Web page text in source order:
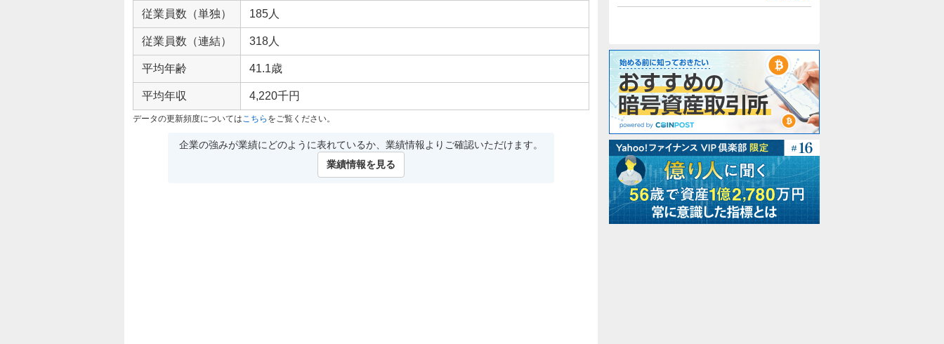
従業員数（単独） 185人
従業員数（連結） 318人
平均年齢 41.1歳
平均年収 4,220千円
データの更新頻度については こちら をご覧ください。
企業の強みが業績にどのように表れているか、業績情報よりご確認いただけます。
業績情報を見る